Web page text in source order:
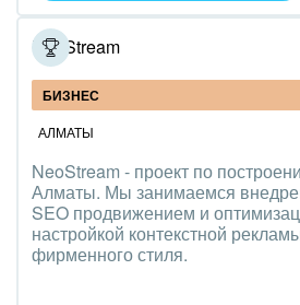
NeoStream
БИЗНЕС
АЛМАТЫ
NeoStream - проект по
Алматы. Мы занимаемся
SEO продвижением и
настройкой контекстной
фирменного стиля.